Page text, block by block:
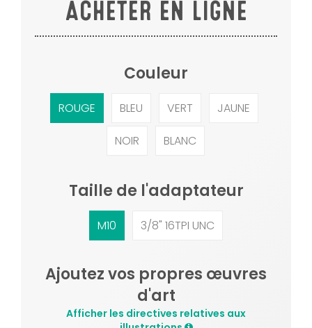
ACHETER EN LIGNE
Couleur
ROUGE BLEU VERT JAUNE
NOIR BLANC
Taille de l'adaptateur
M10 3/8" 16TPI UNC
Ajoutez vos propres œuvres
d'art
Afficher les directives relatives aux